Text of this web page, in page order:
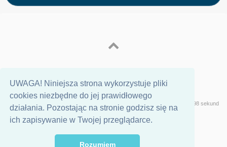
UWAGA! Niniejsza strona wykorzystuje pliki
cookies niezbędne do jej prawidłowego
działania. Pozostając na stronie godzisz się na
ich zapisywanie w Twojej przeglądarce.
Rozumiem
WersjaGeeklog
Strona wygenerowana w 0,98 sekund